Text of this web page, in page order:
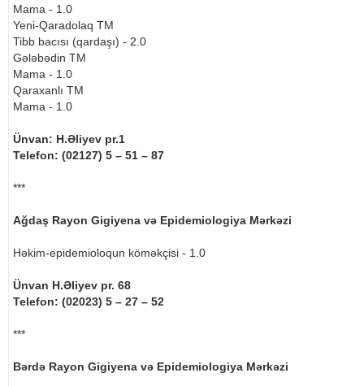
Mama - 1.0
Yeni-Qaradolaq TM
Tibb bacısı (qardaşı) - 2.0
Gələbədin TM
Mama - 1.0
Qaraxanlı TM
Mama - 1.0
Ünvan: H.Əliyev pr.1
Telefon: (02127) 5 – 51 – 87
***
Ağdaş Rayon Gigiyena və Epidemiologiya Mərkəzi
Həkim-epidemioloqun köməkçisi - 1.0
Ünvan H.Əliyev pr. 68
Telefon: (02023) 5 – 27 – 52
***
Bərdə Rayon Gigiyena və Epidemiologiya Mərkəzi